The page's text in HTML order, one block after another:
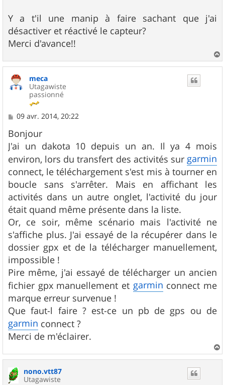
Y a t'il une manip à faire sachant que j'ai
désactiver et réactivé le capteur?
Merci d'avance!!
a
meca
Utagawiste
passionné
M
s
s
a
g
e
09 avr. 2014, 20:22
Bonjour
J'ai un dakota 10 depuis un an. Il ya 4 mois
environ, lors du transfert des activités sur garmin
connect, le téléchargement s'est mis à tourner en
boucle sans s'arrêter. Mais en affichant les
activités dans un autre onglet, l'activité du jour
était quand même présente dans la liste.
Or, ce soir, même scénario mais l'activité ne
s'affiche plus. J'ai essayé de la récupérer dans le
dossier gpx et de la télécharger manuellement,
impossible !
Pire même, j'ai essayé de télécharger un ancien
fichier gpx manuellement et garmin connect me
marque erreur survenue !
Que faut-l faire ? est-ce un pb de gps ou de
garmin connect ?
Merci de m'éclairer.
a
nono.vtt87
Utagawiste